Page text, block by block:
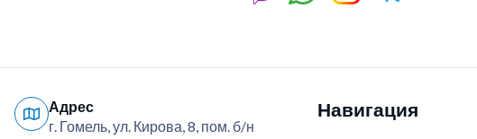
Адрес
г. Гомель, ул. Кирова, 8, пом. б/н
Навигация